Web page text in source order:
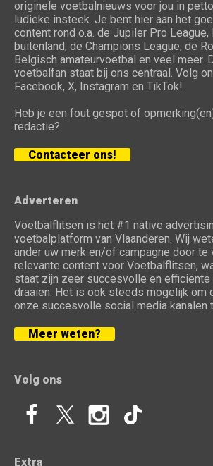
originele voetbalnieuws voor jou in
ludieke insteek. Je bent hier aan het
content rond o.a. de Jupiler Pro League,
buitenland, de Champions League, de
Belgisch amateurvoetbal en veel meer.
voetbalfan staat bij ons centraal. Volg
Facebook, X, Instagram en TikTok!
Heb je een fout gespot of
redactie?
Contacteer ons!
Adverteren
Voetbalflitsen is het #1 native
voetbalplatform van Vlaanderen. Wij
ander uw merk en/of campagne door te
relevante content voor Voetbalflitsen,
staat zijn zeer succesvolle en efficiënte
draaien. Het is ook steeds mogelijk om
onze succesvolle social media kanalen
Meer weten?
Volg ons
Extra